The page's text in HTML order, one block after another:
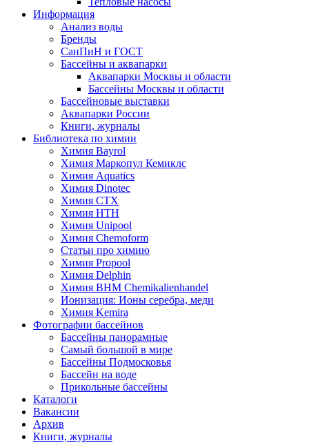
Информация
Анализ воды
Бренды
СанПиН и ГОСТ
Бассейны и аквапарки
Аквапарки Москвы и области
Бассейны Москвы и области
Бассейновые выставки
Аквапарки России
Книги, журналы
Библиотека по химии
Химия Bayrol
Химия Маркопул Кемиклс
Химия Aquatics
Химия Dinotec
Химия CTX
Химия HTH
Химия Unipool
Химия Chemoform
Статьи про химию
Химия Propool
Химия Delphin
Химия BHM Chemikalienhandel
Ионизация: Ионы серебра, меди
Химия Kemira
Фотографии бассейнов
Бассейны панорамные
Самый большой в мире
Бассейны Подмосковья
Бассейн на воде
Прикольные бассейны
Каталоги
Вакансии
Архив
Книги, журналы